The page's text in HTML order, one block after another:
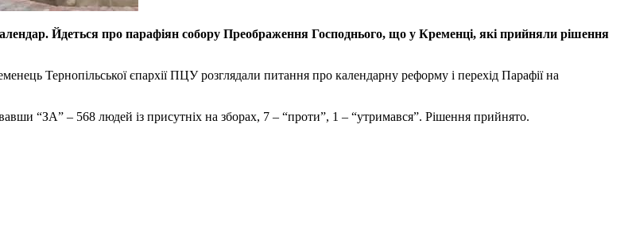
Йдеться про парафіян собору Преображення Господнього, що у Кременці, які прийняли рішення
Тернопільської єпархії ПЦУ розглядали питання про календарну реформу і перехід Парафії на
“ЗА” – 568 людей із присутніх на зборах, 7 – “проти”, 1 – “утримався”. Рішення прийнято.